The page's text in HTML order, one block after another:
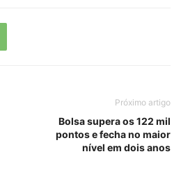
Próximo artigo
Bolsa supera os 122 mil
pontos e fecha no maior
nível em dois anos